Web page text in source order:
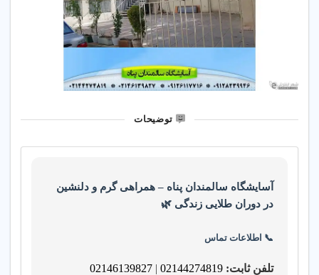
توضیحات
آسایشگاه سالمندان پناه – همراهی گرم و دلنشین
در دوران طلایی زندگی 🌿
📞 اطلاعات تماس
تلفن ثابت: 02144274819
|
02146139827